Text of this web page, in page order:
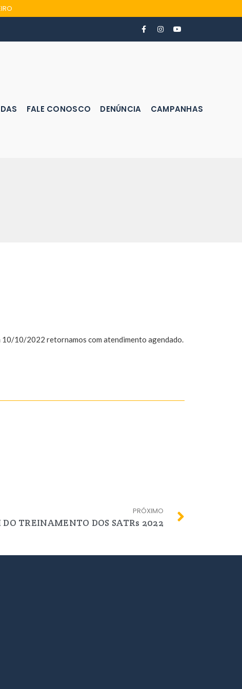
FALE CONOSCO DENÚNCIA
CAMPANHAS
10/10/2022 retornamos com atendimento agendado.
PRÓXIMO
TREINAMENTO DOS SATRs 2022